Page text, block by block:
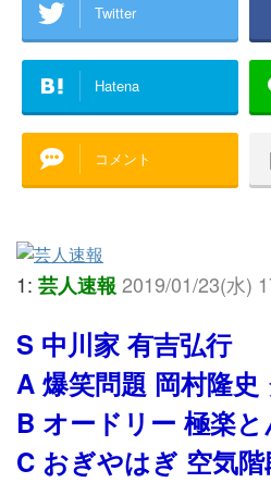
Twitter
Hatena
コメント
1: 芸人速報 2019/01/23(水)
S 中川家 有吉弘行
A 爆笑問題 岡村隆史
B オードリー 極楽
C おぎやはぎ 空気